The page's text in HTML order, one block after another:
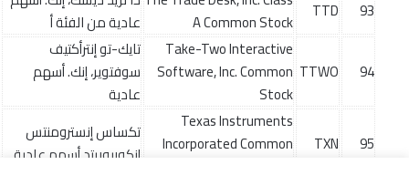
93
TTD
A Common Stock
عادية من الفئة أ
94
TTWO
Take-Two Interactive
Software, Inc. Common
Stock
تايك-تو إنترأكتيف
سوفتوير، إنك. أسهم
عادية
95
TXN
Texas Instruments
Incorporated Common
تكساس إنسترومنتس
إنكوربوريتد أسهم عادية